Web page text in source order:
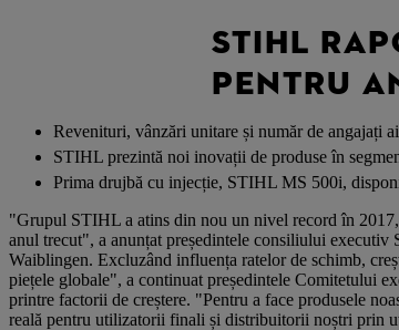
STIHL
PENTRU
Revenituri, vânzări unitare și număr de angajați
STIHL prezintă noi inovații de produse în
Prima drujbă cu injecție, STIHL MS 500i,
"Grupul STIHL a atins din nou un nivel record în
anul trecut", a anunțat președintele consiliului
Waiblingen. Excluzând influența ratelor de schimb,
piețele globale", a continuat președintele Comitetului
printre factorii de creștere. "Pentru a face produsele
reală pentru utilizatorii finali și distribuitorii noștri prin